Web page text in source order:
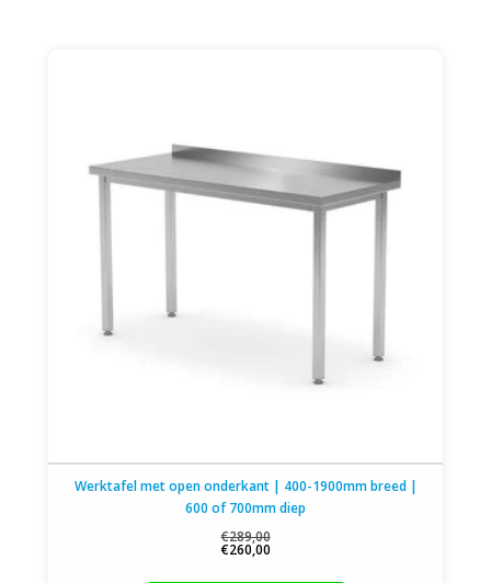
Werktafel met open onderkant | 400-1900mm breed |
600 of 700mm diep
€289,00
€260,00